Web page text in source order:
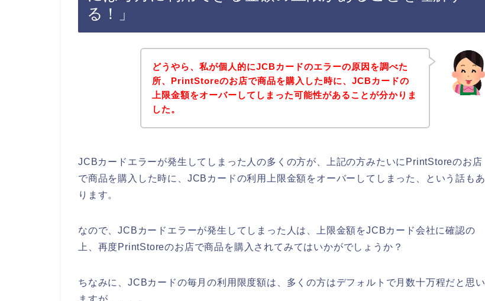
る！」
どうやら、私が個人的にJCBカードのエラーの原因を調べた
所、PrintStoreのお店で商品を購入した時に、JCBカードの
上限金額をオーバーしてしまった可能性があることが分かりま
した。
JCBカードエラーが発生してしまった人の多くの方が、上記の方みたいにPrintStoreのお店
で商品を購入した時に、JCBカードの利用上限金額をオーバーしてしまった、という話もあ
ります。
なので、JCBカードエラーが発生してしまった人は、上限金額をJCBカード会社に確認の
上、再度PrintStoreのお店で商品を購入されてみてはいかがでしょうか？
ちなみに、JCBカードの毎月の利用限度額は、多くの方はデフォルトで月数十万程だと思い